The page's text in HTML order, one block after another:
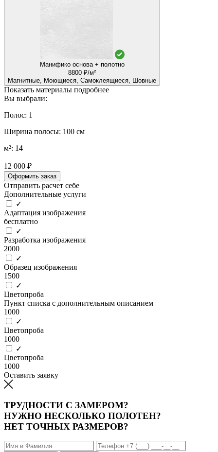
Манифико основа + полотно
8800 ₽/м²
Магнитные, Моющиеся, Самоклеящиеся, Шовные
Показать материалы подробнее
Вы выбрали:
Полос: 1
Ширина полосы: 100 см
м²: 14
12 000 ₽
Оформить заказ
Отправить расчет себе
Дополнительные услуги
✓
Адаптация изображения
бесплатно
✓
Разработка изображения
2000
✓
Образец изображения
1500
✓
Цветопроба
Пункт списка с дополнительным описанием
1000
✓
Цветопроба
1000
✓
Цветопроба
1000
Оставить заявку
ТРУДНОСТИ С ЗАМЕРОМ?
НУЖНО НЕСКОЛЬКО ПОЛОТЕН?
НЕТ ТОЧНЫХ РАЗМЕРОВ?